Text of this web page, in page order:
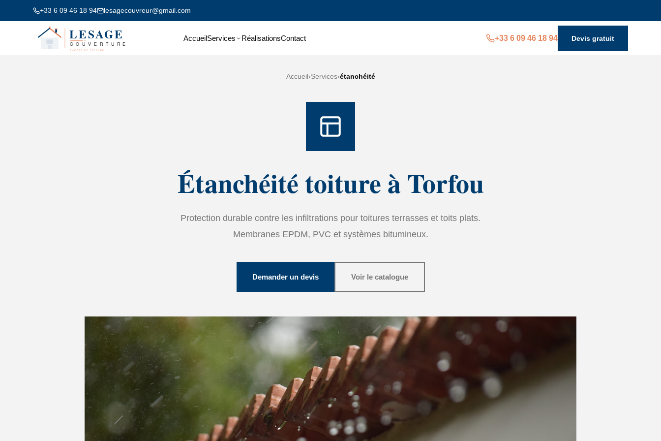
+33 6 09 46 18 94 lesagecouvreur@gmail.com
AccueilServices RéalisationsContact +33 6 09 46 18 94 Devis gratuit
Accueil ›Services›étanchéité
Étanchéité toiture à Torfou
Protection durable contre les infiltrations pour toitures terrasses et toits plats.
Membranes EPDM, PVC et systèmes bitumineux.
Demander un devis Voir le catalogue